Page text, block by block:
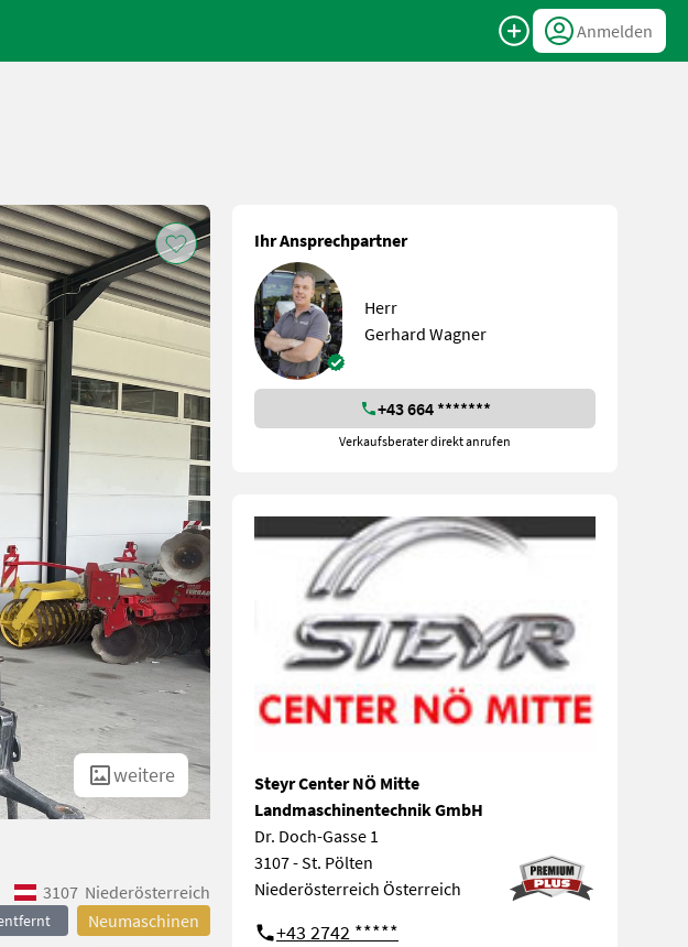
Anmelden
weitere
3107 Niederösterreich
Neumaschinen
Ihr Ansprechpartner
Herr
Gerhard Wagner
+43 664 *******
Verkaufsberater direkt anrufen
Steyr Center NÖ Mitte
Landmaschinentechnik GmbH
Dr. Doch-Gasse 1
3107 - St. Pölten
Niederösterreich Österreich
+43 2742 *****